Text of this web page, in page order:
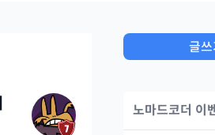
글쓰
노마드코더 이